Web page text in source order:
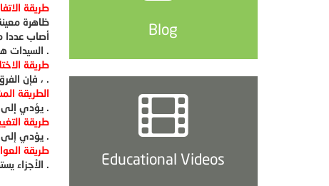
Blog
Educational Videos
طريقة
ظاهرة
أصاب عددا
السيدات هو ارتدائهم لمعاطف رخيصة حملت مادة قاتلة ، قضت عليهم .
طريقة
، فإن الفرق بين هاتين المجموعتين تحدثه تلك الصفة .
الطريقة
يؤدي إلى حدوث الظاهرة ، ومن ثم يقوم باستخدام طريقة الاختلاف لإثبات أن هذه النظرية لا تحدث بدون هذا العامل .
طريقة
يؤدي إلى تغيير في المسبب ، زيادة أو نقصان .
طريقة
الأجزاء يستطيع استنتاج الأجزاء المجهولة .